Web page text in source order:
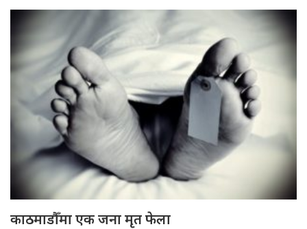
काठमाडौँमा एक जना मृत फेला